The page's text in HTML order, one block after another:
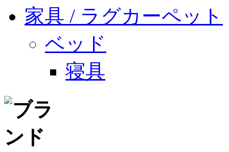
家具 / ラグカーペット
ベッド
寝具